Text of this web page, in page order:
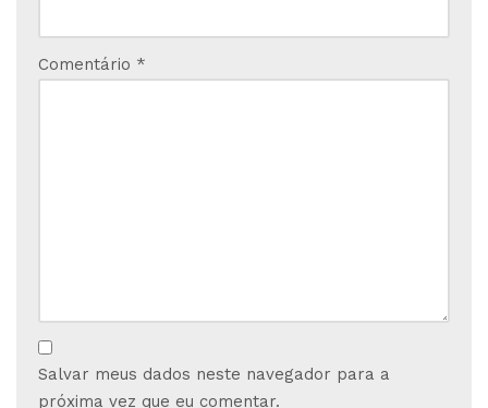
Comentário *
Salvar meus dados neste navegador para a
próxima vez que eu comentar.